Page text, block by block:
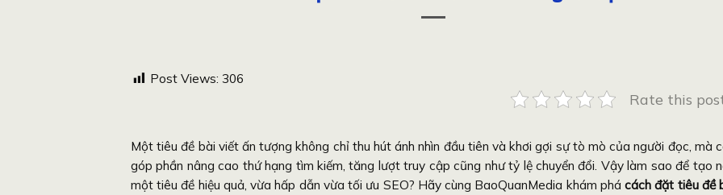
Post Views: 306
Rate this
Một tiêu đề bài viết ấn tượng không chỉ thu hút ánh nhìn đầu tiên và khơi gợi sự tò mò của người đọc, mà
góp phần nâng cao thứ hạng tìm kiếm, tăng lượt truy cập cũng như tỷ lệ chuyển đổi. Vậy làm sao để tạo
một tiêu đề hiệu quả, vừa hấp dẫn vừa tối ưu SEO? Hãy cùng BaoQuanMedia khám phácách đặt tiêu đề